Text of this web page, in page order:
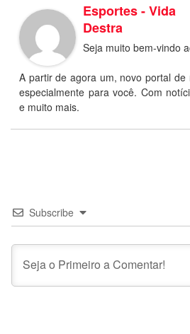
Esportes - Vida
Destra
Seja muito bem-vindo
A partir de agora um, novo portal de
especialmente para você. Com
e muito mais.
Subscribe